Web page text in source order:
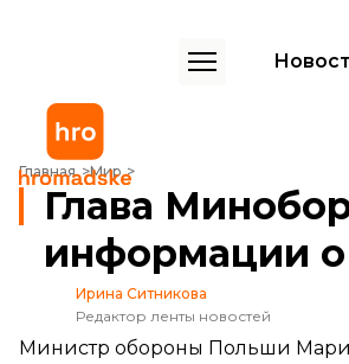
Главная Мир
Глава Минобороны Польши обвинил
Глава
информации о
Ирина Ситникова
Редактор ленты новостей
Министр обороны Польши